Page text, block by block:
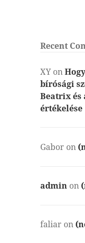
Recent
XY on
bírósági
Beatrix és
értékelése
Gabor on
admin on
faliar on